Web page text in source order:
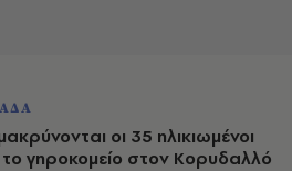
οι 35 ηλικιωμένοι
γηροκομείο στον Κορυδαλλό